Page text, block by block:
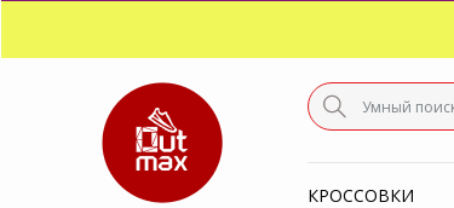
КРОССОВКИ